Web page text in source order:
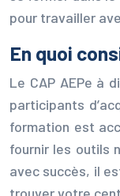
pour travailler
En quoi
Le CAP AEPe à
participants
formation est
fournir les outils
avec succès, il